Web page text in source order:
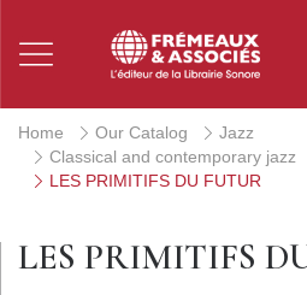
Home Our Catalog
Jazz
Classical and contemporary jazz
LES PRIMITIFS DU FUTUR
LES PRIMITIFS